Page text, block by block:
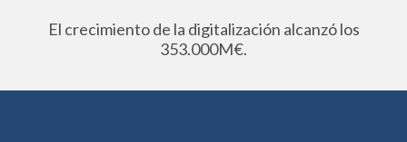
El crecimiento de la digitalización alcanzó los
353.000M€.